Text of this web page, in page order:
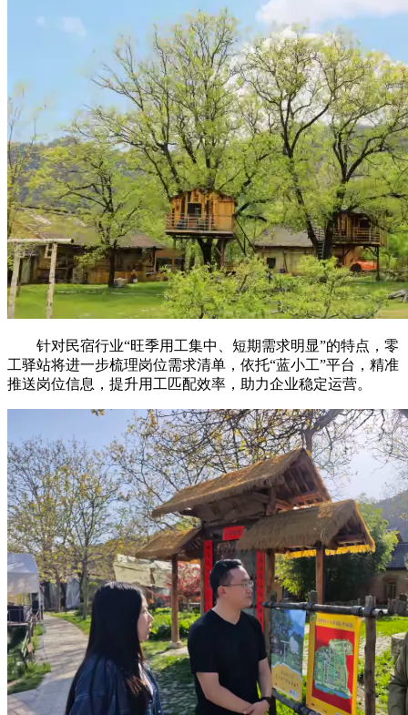
针对民宿行业“旺季用工集中、短期需求明显”的特点，零
工驿站将进一步梳理岗位需求清单，依托“蓝小工”平台，精准
推送岗位信息，提升用工匹配效率，助力企业稳定运营。